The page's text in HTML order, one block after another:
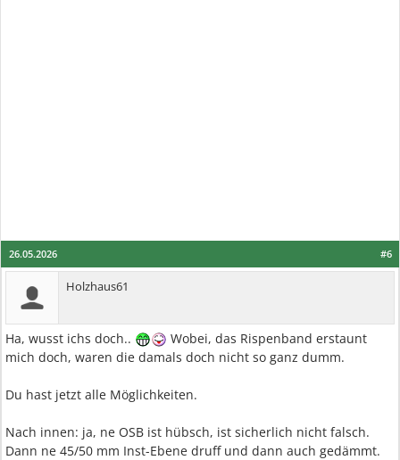
#6
26.05.2026
Holzhaus61
Ha, wusst ichs doch..
Wobei, das Rispenband erstaunt
mich doch, waren die damals doch nicht so ganz dumm.
Du hast jetzt alle Möglichkeiten.
Nach innen: ja, ne OSB ist hübsch, ist sicherlich nicht falsch.
Dann ne 45/50 mm Inst-Ebene druff und dann auch gedämmt.